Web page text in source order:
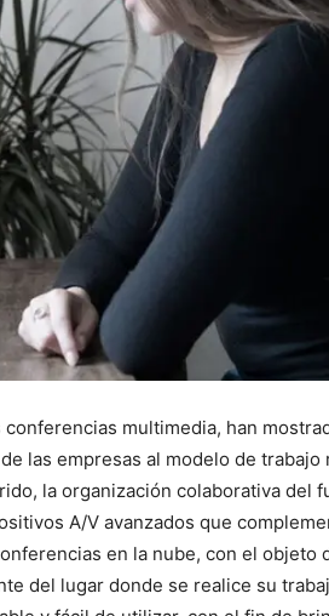
multimedia, han
las empresas al modelo de trabajo
la organización colaborativa del
A/V avanzados que
en la nube, con el objeto
del lugar donde se realice su